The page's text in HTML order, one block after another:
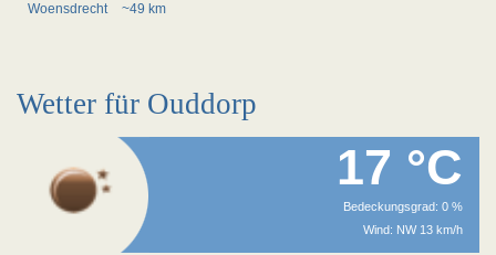
Woensdrecht
~49 km
Wetter für Ouddorp
17 °C
Bedeckungsgrad: 0 %
Wind: NW 13 km/h